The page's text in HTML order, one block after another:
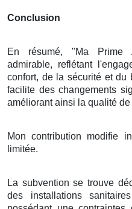
Conclusion
En résumé, "Ma Prime
admirable, reflétant
confort, de la sécurité et du
facilite des changements
améliorant ainsi la qualité
Mon contribution modifie
limitée.
La subvention se trouve
des installations